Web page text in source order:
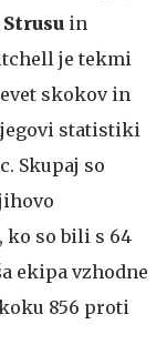
in
je tekmi
skokov in
statistiki
Skupaj so
ko so bili s 64
ekipa vzhodne
856 proti